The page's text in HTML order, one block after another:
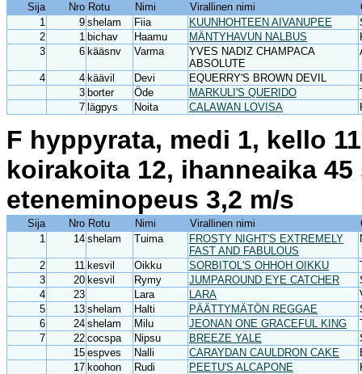
Sija Nro Rotu Nimi Virallinen nimi
1
9 shelam Fiia KUUNHOHTEEN AIVANUPEE
2
1 bichav Haamu MÄNTYHAVUN NALBUS
3
6 kääsnv Varma
YVES NADIZ CHAMPACA
ABSOLUTE
4 4 käävil Devi EQUERRY'S BROWN DEVIL
3 borter Öde MARKULI'S QUERIDO
7 lägpys Noita CALAWAN LOVISA
F hyppyrata, medi 1, kello
koirakoita 12, ihanneaika
eteneminopeus 3,2 m/s
Sija Nro Rotu Nimi Virallinen nimi
1
14 shelam Tuima
FROSTY NIGHT'S EXTREMELY
FAST AND FABULOUS
2 11 kesvil Oikku SORBITOL'S OHHOH OIKKU
3
20 kesvil Rymy JUMPAROUND EYE CATCHER
4
23 Lara LARA
5
13 shelam Halti PÄÄTTYMÄTÖN REGGAE
6
24 shelam Milu JEONAN ONE GRACEFUL KING
7
22 cocspa Nipsu BREEZE YALE
15 espves Nalli CARAYDAN CAULDRON CAKE
17 koohon Rudi PEETU'S ALCAPONE